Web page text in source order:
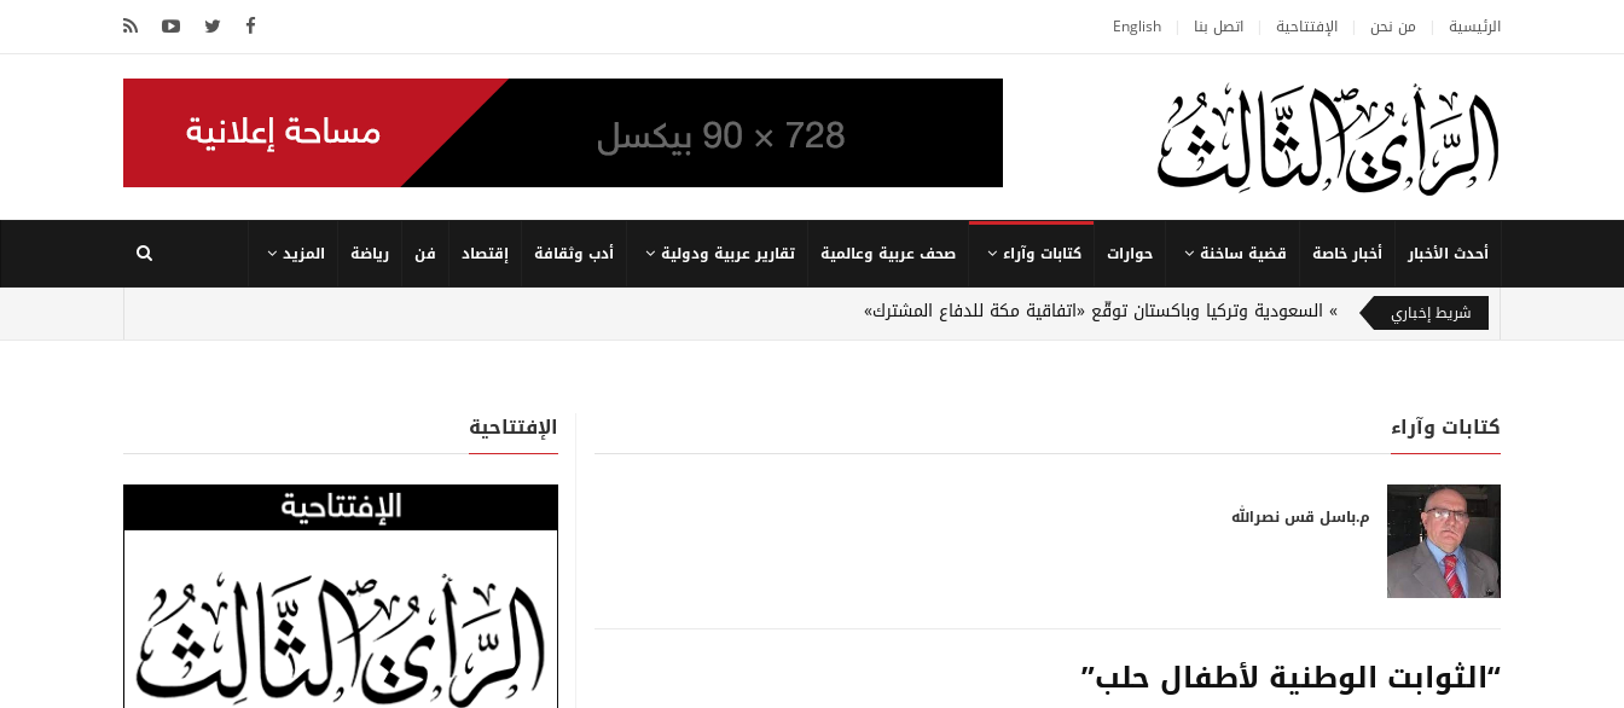
الرئيسية من نحن الإفتتاحية اتصل بنا English
أحدث الأخبار أخبار خاصة قضية ساخنة حوارات كتابات وآراء صحف عربية وعالمية تقارير عربية ودولية أدب وثقافة إقتصاد فن رياضة المزيد
شريط إخباري السعودية وتركيا وباكستان توقّع «اتفاقية مكة للدفاع المشترك»
كتابات وآراء
م.باسل قس نصرالله
“الثوابت الوطنية لأطفال حلب”
الإفتتاحية